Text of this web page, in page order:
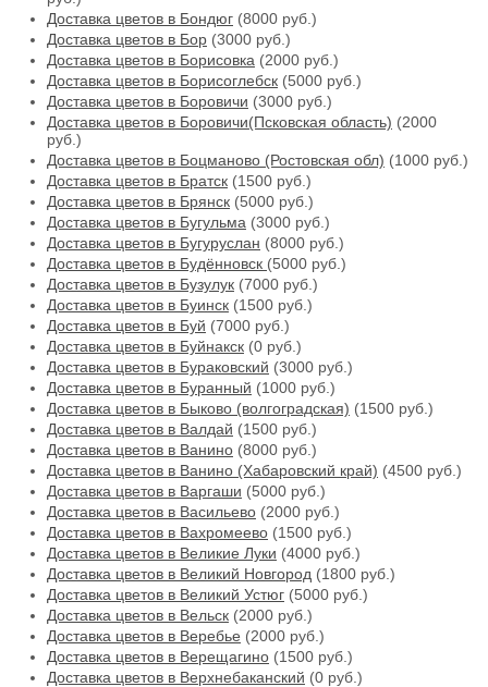
Доставка цветов в Бондюг (8000 руб.)
Доставка цветов в Бор (3000 руб.)
Доставка цветов в Борисовка (2000 руб.)
Доставка цветов в Борисоглебск (5000 руб.)
Доставка цветов в Боровичи (3000 руб.)
Доставка цветов в Боровичи(Псковская область) (2000
руб.)
Доставка цветов в Боцманово (Ростовская обл) (1000 руб.)
Доставка цветов в Братск (1500 руб.)
Доставка цветов в Брянск (5000 руб.)
Доставка цветов в Бугульма (3000 руб.)
Доставка цветов в Бугуруслан (8000 руб.)
Доставка цветов в Будённовск (5000 руб.)
Доставка цветов в Бузулук (7000 руб.)
Доставка цветов в Буинск (1500 руб.)
Доставка цветов в Буй (7000 руб.)
Доставка цветов в Буйнакск (0 руб.)
Доставка цветов в Бураковский (3000 руб.)
Доставка цветов в Буранный (1000 руб.)
Доставка цветов в Быково (волгоградская) (1500 руб.)
Доставка цветов в Валдай (1500 руб.)
Доставка цветов в Ванино (8000 руб.)
Доставка цветов в Ванино (Хабаровский край) (4500 руб.)
Доставка цветов в Варгаши (5000 руб.)
Доставка цветов в Васильево (2000 руб.)
Доставка цветов в Вахромеево (1500 руб.)
Доставка цветов в Великие Луки (4000 руб.)
Доставка цветов в Великий Новгород (1800 руб.)
Доставка цветов в Великий Устюг (5000 руб.)
Доставка цветов в Вельск (2000 руб.)
Доставка цветов в Веребье (2000 руб.)
Доставка цветов в Верещагино (1500 руб.)
Доставка цветов в Верхнебаканский (0 руб.)